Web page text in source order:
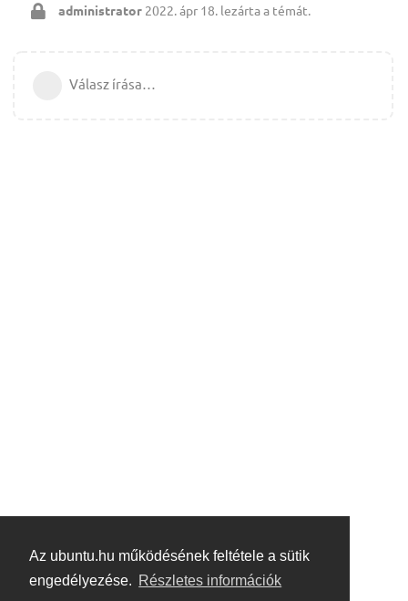
Az ubuntu.hu működésének feltétele a sütik
engedélyezése. Részletes információk
administrator 2022. ápr 18. lezárta a témát.
Válasz írása…